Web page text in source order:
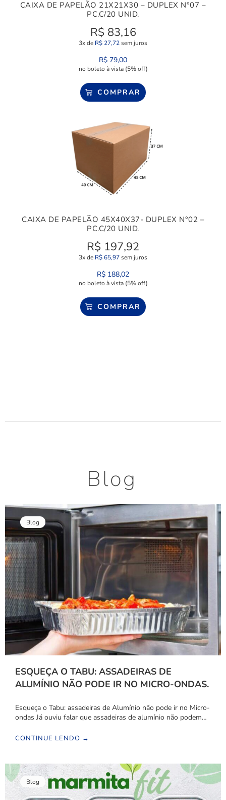
CAIXA DE PAPELÃO 21X21X30 – DUPLEX N°07 –
PC.C/20 UNID.
R$ 83,16
3x de R$ 27,72sem juros
R$ 79,00
no boleto à vista (5% off)
COMPRAR
CAIXA DE PAPELÃO 45X40X37- DUPLEX N°02 –
PC.C/20 UNID.
R$ 197,92
3x de R$65,97sem juros
R$ 188,02
no boleto à vista (5% off)
COMPRAR
Blog
Blog
ESQUEÇA O TABU: ASSADEIRAS DE
ALUMÍNIO NÃO PODE IR NO MICRO-ONDAS.
Esqueça o Tabu: assadeiras de Alumínio não pode ir no Micro-
ondas Já ouviu falar que assadeiras de alumínio não podem…
CONTINUE LENDO →
Blog